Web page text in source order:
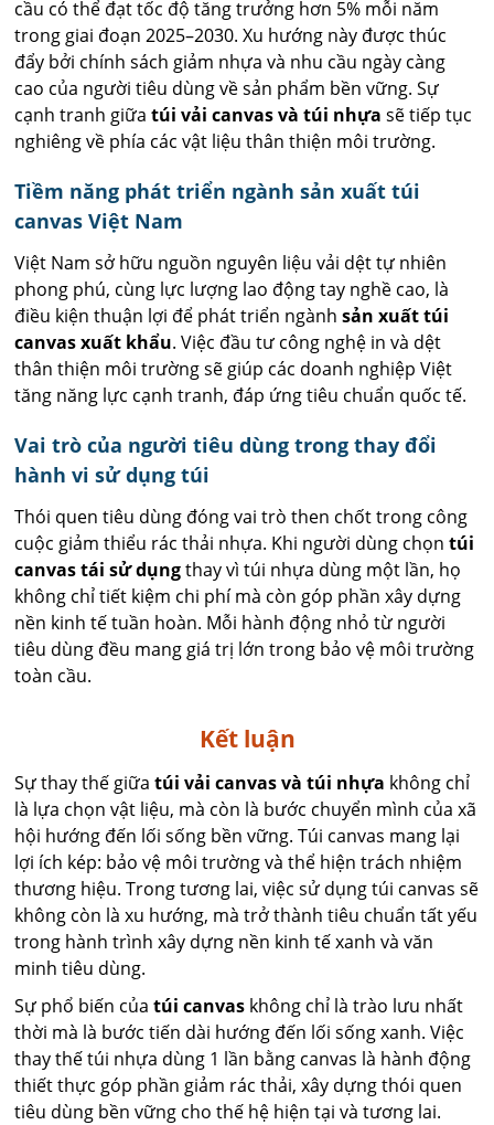
cầu có thể đạt tốc độ tăng trưởng hơn 5% mỗi năm
trong giai đoạn 2025–2030. Xu hướng này được thúc
đẩy bởi chính sách giảm nhựa và nhu cầu ngày càng
cao của người tiêu dùng về sản phẩm bền vững. Sự
cạnh tranh giữatúi vải canvas và túi nhựa sẽ tiếp tục
nghiêng về phía các vật liệu thân thiện môi trường.
Tiềm năng phát triển ngành sản xuất túi
canvas Việt Nam
Việt Nam sở hữu nguồn nguyên liệu vải dệt tự nhiên
phong phú, cùng lực lượng lao động tay nghề cao, là
điều kiện thuận lợi để phát triển ngànhsản xuất túi
canvas xuất khẩu. Việc đầu tư công nghệ in và dệt
thân thiện môi trường sẽ giúp các doanh nghiệp Việt
tăng năng lực cạnh tranh, đáp ứng tiêu chuẩn quốc tế.
Vai trò của người tiêu dùng trong thay đổi
hành vi sử dụng túi
Thói quen tiêu dùng đóng vai trò then chốt trong công
cuộc giảm thiểu rác thải nhựa. Khi người dùng chọntúi
canvas tái sử dụngthay vì túi nhựa dùng một lần, họ
không chỉ tiết kiệm chi phí mà còn góp phần xây dựng
nền kinh tế tuần hoàn. Mỗi hành động nhỏ từ người
tiêu dùng đều mang giá trị lớn trong bảo vệ môi trường
toàn cầu.
Kết luận
Sự thay thế giữatúi vải canvas và túi nhựa không chỉ
là lựa chọn vật liệu, mà còn là bước chuyển mình của xã
hội hướng đến lối sống bền vững. Túi canvas mang lại
lợi ích kép: bảo vệ môi trường và thể hiện trách nhiệm
thương hiệu. Trong tương lai, việc sử dụng túi canvas sẽ
không còn là xu hướng, mà trở thành tiêu chuẩn tất yếu
trong hành trình xây dựng nền kinh tế xanh và văn
minh tiêu dùng.
Sự phổ biến củatúi canvas không chỉ là trào lưu nhất
thời mà là bước tiến dài hướng đến lối sống xanh. Việc
thay thế túi nhựa dùng 1 lần bằng canvas là hành động
thiết thực góp phần giảm rác thải, xây dựng thói quen
tiêu dùng bền vững cho thế hệ hiện tại và tương lai.